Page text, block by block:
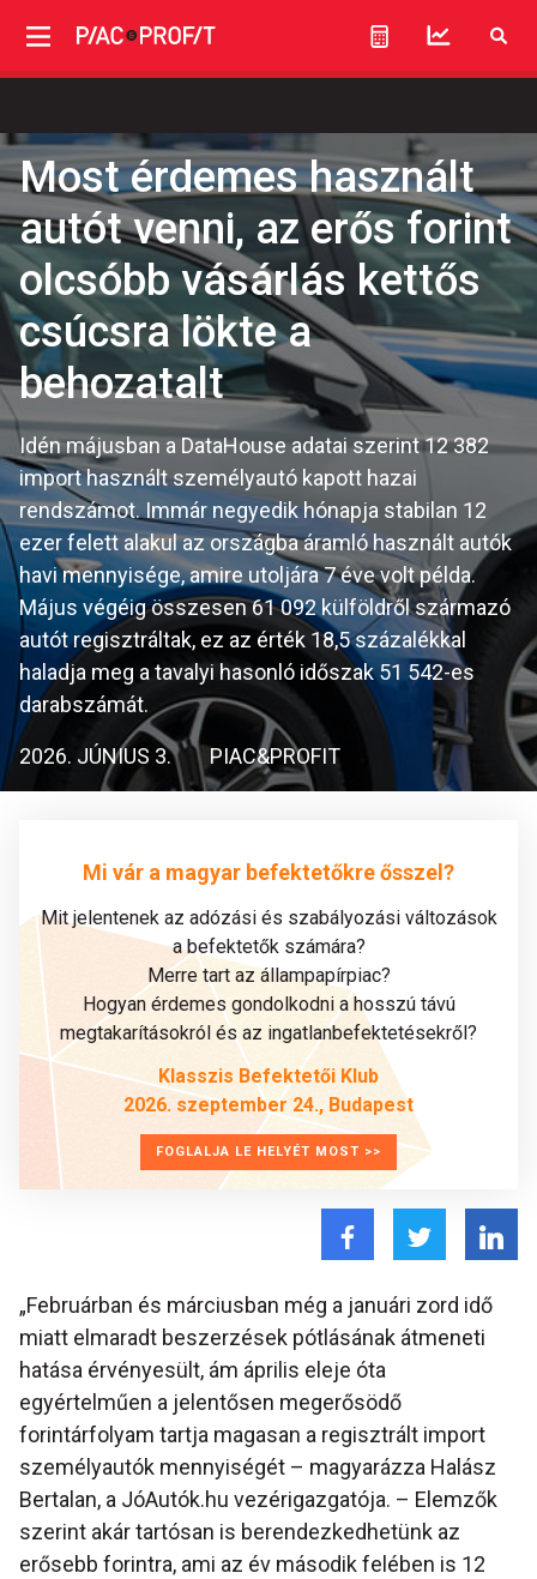
Most érdemes használt
autót venni, az erős forint
olcsóbb vásárlás kettős
csúcsra lökte a
behozatalt
Idén májusban a DataHouse adatai szerint 12 382
import használt személyautó kapott hazai
rendszámot. Immár negyedik hónapja stabilan 12
ezer felett alakul az országba áramló használt autók
havi mennyisége, amire utoljára 7 éve volt példa.
Május végéig összesen 61 092 külföldről származó
autót regisztráltak, ez az érték 18,5 százalékkal
haladja meg a tavalyi hasonló időszak 51 542-es
darabszámát.
2026. JÚNIUS 3. PIAC&PROFIT
Mi vár a magyar befektetőkre ősszel?
Mit jelentenek az adózási és szabályozási változások
a befektetők számára?
Merre tart az állampapírpiac?
Hogyan érdemes gondolkodni a hosszú távú
megtakarításokról és az ingatlanbefektetésekről?
Klasszis Befektetői Klub
2026. szeptember 24., Budapest
FOGLALJA LE HELYÉT MOST >>
„Februárban és márciusban még a januári zord idő
miatt elmaradt beszerzések pótlásának átmeneti
hatása érvényesült, ám április eleje óta
egyértelműen a jelentősen megerősödő
forintárfolyam tartja magasan a regisztrált import
személyautók mennyiségét – magyarázza Halász
Bertalan, a JóAutók.hu vezérigazgatója. – Elemzők
szerint akár tartósan is berendezkedhetünk az
erősebb forintra, ami az év második felében is 12